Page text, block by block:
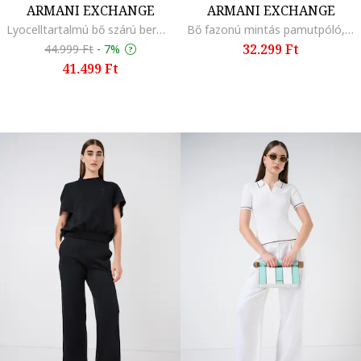
ARMANI EXCHANGE
Lyocelltartalmú bő szárú bermuda farmernadrág, Kék
44.999 Ft - 7%
41.499 Ft
ARMANI EXCHANGE
Bő fazonú mintás pamutpóló, Fehér
32.299 Ft